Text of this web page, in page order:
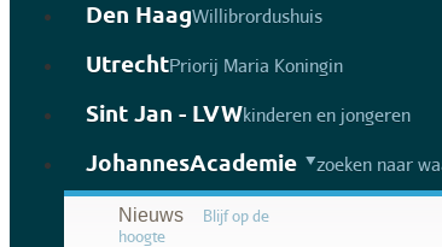
Den HaagWillibrordushuis
UtrechtPriorij Maria Koningin
Sint Jan - LVWkinderen en jongeren
JohannesAcademie zoeken naar
Nieuws
Blijf op de
hoogte